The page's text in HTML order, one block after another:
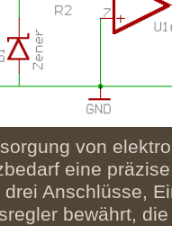
von
eine
Anschlüsse,
bewährt,